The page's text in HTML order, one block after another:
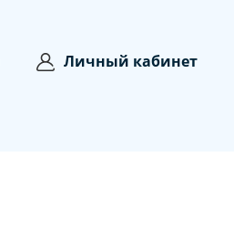
Личный кабинет